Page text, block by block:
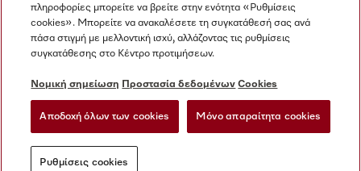
Προστασία δεδομένων
Όροι Χρήσης
Δήλωση Προσβασιμότητας
Νόμος για τις ψηφιακές υπηρεσίες
Ρυθμίσεις cookies
πληροφορίες μπορείτε να βρείτε στην ενότητα «Ρυθμίσεις
cookies». Μπορείτε να ανακαλέσετε τη συγκατάθεσή σας ανά
πάσα στιγμή με μελλοντική ισχύ, αλλάζοντας τις ρυθμίσεις
συγκατάθεσης στο Κέντρο προτιμήσεων.
Νομική σημείωση Προστασία δεδομένων Cookies
Αποδοχή όλων των cookies Μόνο απαραίτητα cookies
Ρυθμίσεις cookies